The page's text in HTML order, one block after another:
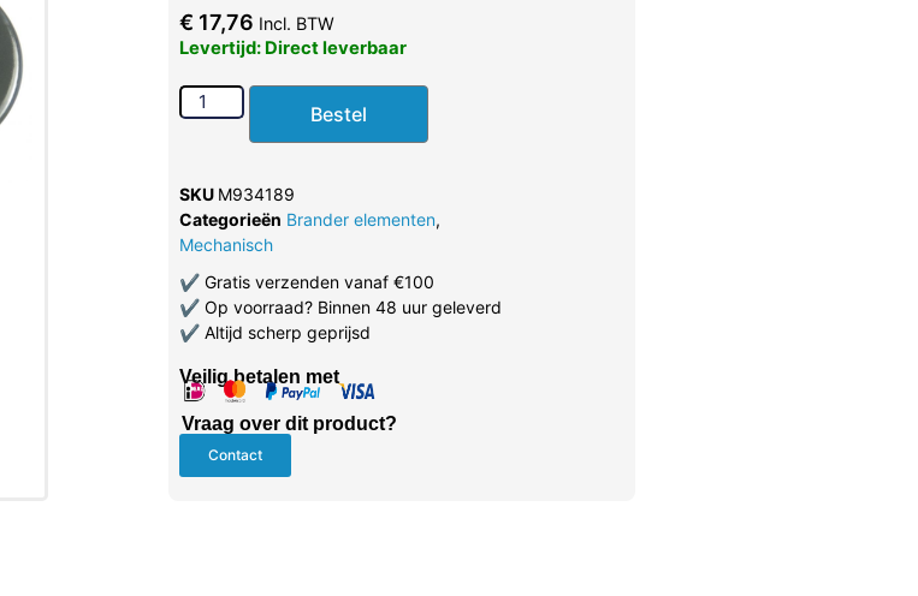
€ 17,76 Incl. BTW
Levertijd: Direct leverbaar
Bestel
SKU M934189
Categorieën Brander elementen,
Mechanisch
✔Gratis verzenden vanaf €100
✔Op voorraad? Binnen 48 uur geleverd
✔Altijd scherp geprijsd
Veilig betalen met
Vraag over dit product?
Contact